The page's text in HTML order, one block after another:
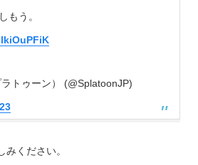
もう。
トゥーン） (@SplatoonJP)
みください。